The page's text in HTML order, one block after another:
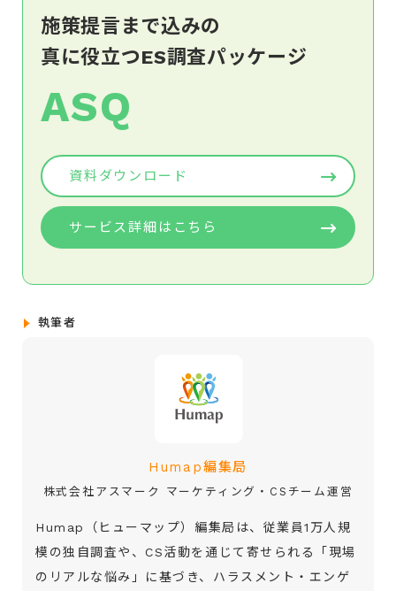
施策提言まで込みの
真に役立つES調査パッケージ
ASQ
資料ダウンロード
サービス詳細はこちら
執筆者
Humap編集局
株式会社アスマーク マーケティング・CSチーム運営
Humap（ヒューマップ）編集局は、従業員1万人規
模の独自調査や、CS活動を通じて寄せられる「現場
のリアルな悩み」に基づき、ハラスメント・エンゲ